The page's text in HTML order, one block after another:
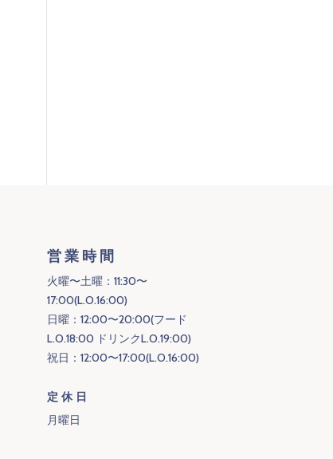
営業時間
火曜〜土曜：11:30〜
17:00(L.O.16:00)
日曜：12:00〜20:00(フード
L.O.18:00 ドリンクL.O.19:00)
祝日：12:00〜17:00(L.O.16:00)
定休日
月曜日